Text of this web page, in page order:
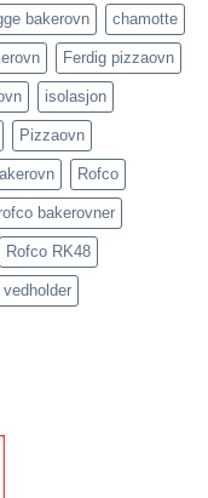
bakerovn chamotte
Ferdig pizzaovn
isolasjon
Pizzaovn
Rofco
rofco bakerovner
Rofco RK48
vedholder